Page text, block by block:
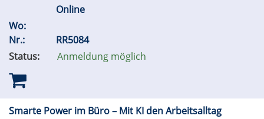
Online
Wo:
Nr.:
RR5084
Status:
Anmeldung möglich
Smarte Power im Büro – Mit KI den Arbeitsalltag